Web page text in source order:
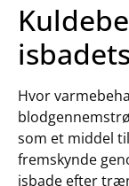
Hvor
som et middel
fremskynde
isbade efter